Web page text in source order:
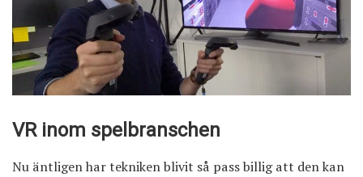
VR inom spelbranschen
Nu äntligen har tekniken blivit så pass billig att den kan